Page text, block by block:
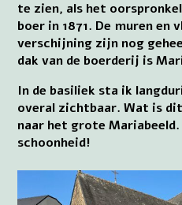
te zien, als het
boer in 1871. De muren en
verschijning zijn nog
dak van de boerderij is
In de basiliek sta ik
overal zichtbaar. Wat is
naar het grote
schoonheid!